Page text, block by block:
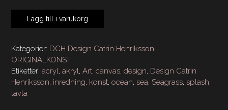
SEAGRASS
Green
mängd
Lägg till i varukorg
Kategorier: DCH Design Catrin Henriksson,
ORIGINALKONST
Etiketter: acryl, akryl, Art, canvas, design, Design Catrin
Henriksson, inredning, konst, ocean, sea, Seagrass, splash,
tavla